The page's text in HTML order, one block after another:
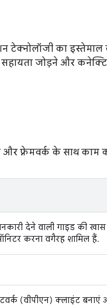
टेक्नोलॉजी का
जोड़ने और
और फ़्रेमवर्क के साथ काम
देने वाली गाइड की खास
करना वगैरह शामिल हैं.
(वीपीएन) क्लाइंट